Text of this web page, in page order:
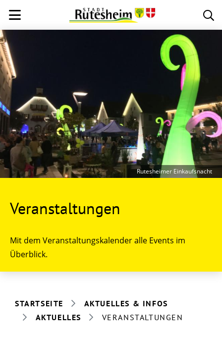
Veranstaltungen
Mit dem Veranstaltungskalender alle Events im
Überblick.
Rutesheimer Einkaufsnacht
STARTSEITE
AKTUELLES & INFOS
AKTUELLES
VERANSTALTUNGEN